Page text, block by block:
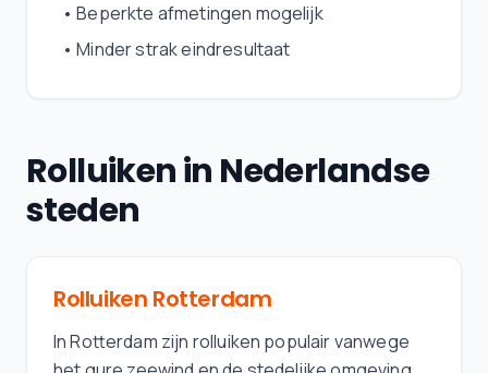
•Beperkte afmetingen mogelijk
•Minder strak eindresultaat
Rolluiken in Nederlandse
steden
Rolluiken Rotterdam
In Rotterdam zijn rolluiken populair vanwege